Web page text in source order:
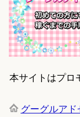
本サイトはプロ
グーグルアド